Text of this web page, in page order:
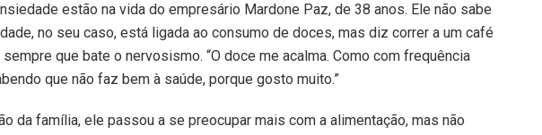
estão na vida do empresário Mardone Paz, de 38 anos. Ele não sabe
no seu caso, está ligada ao consumo de doces, mas diz correr a um café
sempre que bate o nervosismo. “O doce me acalma. Como com frequência
que não faz bem à saúde, porque gosto muito.”
da família, ele passou a se preocupar mais com a alimentação, mas não